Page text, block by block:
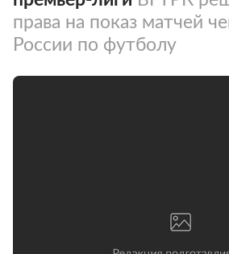
права на показ матчей
России по футболу